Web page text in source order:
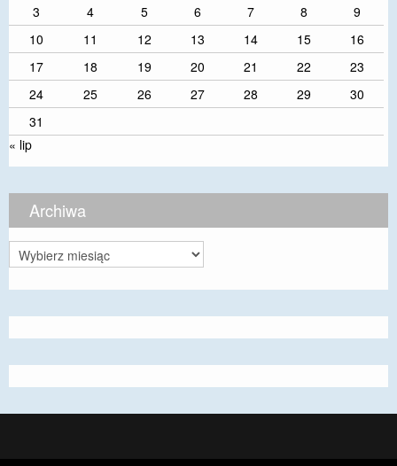
3
4 5 6 7 8
9
10
11 12 13 14 15
16
17
18 19 20 21 22
23
24
25 26 27 28 29
30
31
« lip
Archiwa
Archiwa